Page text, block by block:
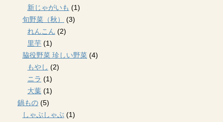
新じゃがいも (1)
旬野菜（秋）
(3)
れんこん (2)
里芋 (1)
脇役野菜 珍しい野菜 (4)
もやし (2)
ニラ (1)
大葉 (1)
鍋もの (5)
しゃぶしゃぶ (1)